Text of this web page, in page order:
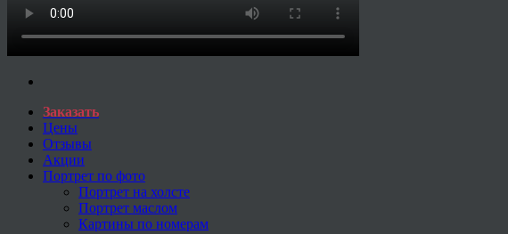
Заказать
Цены
Отзывы
Акции
Портрет по фото
Портрет на холсте
Портрет маслом
Картины по номерам